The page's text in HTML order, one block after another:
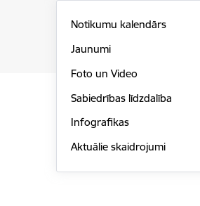
Notikumu kalendārs
Jaunumi
Foto un Video
Sabiedrības līdzdalība
Infografikas
Aktuālie skaidrojumi